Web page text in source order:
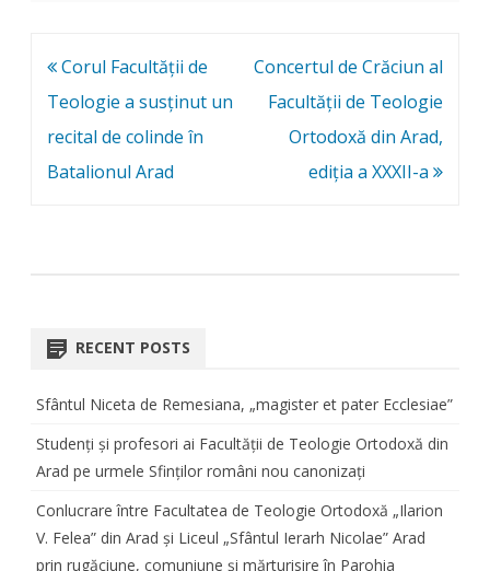
Post
navigation
Corul Facultății de
Teologie a susținut un
recital de colinde în
Batalionul Arad
Concertul de Crăciun al
Facultății de Teologie
Ortodoxă din Arad,
ediția a XXXII-a
RECENT POSTS
Sfântul Niceta de Remesiana, „magister et pater Ecclesiae”
Studenți și profesori ai Facultății de Teologie Ortodoxă din
Arad pe urmele Sfinților români nou canonizați
Conlucrare între Facultatea de Teologie Ortodoxă „Ilarion
V. Felea” din Arad și Liceul „Sfântul Ierarh Nicolae” Arad
prin rugăciune, comuniune și mărturisire în Parohia